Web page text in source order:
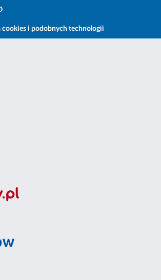
cookies i podobnych technologii